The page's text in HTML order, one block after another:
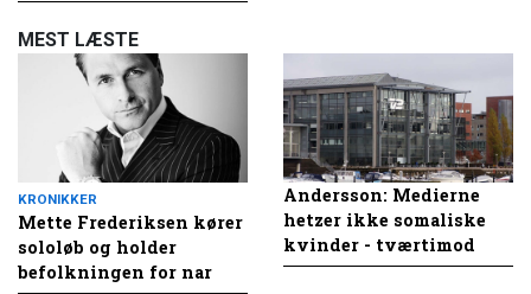
MEST LÆSTE
KRONIKKER
Mette Frederiksen kører
sololøb og holder
befolkningen for nar
Andersson: Medierne
hetzer ikke somaliske
kvinder - tværtimod